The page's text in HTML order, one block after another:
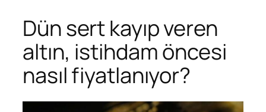
Dün sert kayıp veren
altın, istihdam öncesi
nasıl fiyatlanıyor?